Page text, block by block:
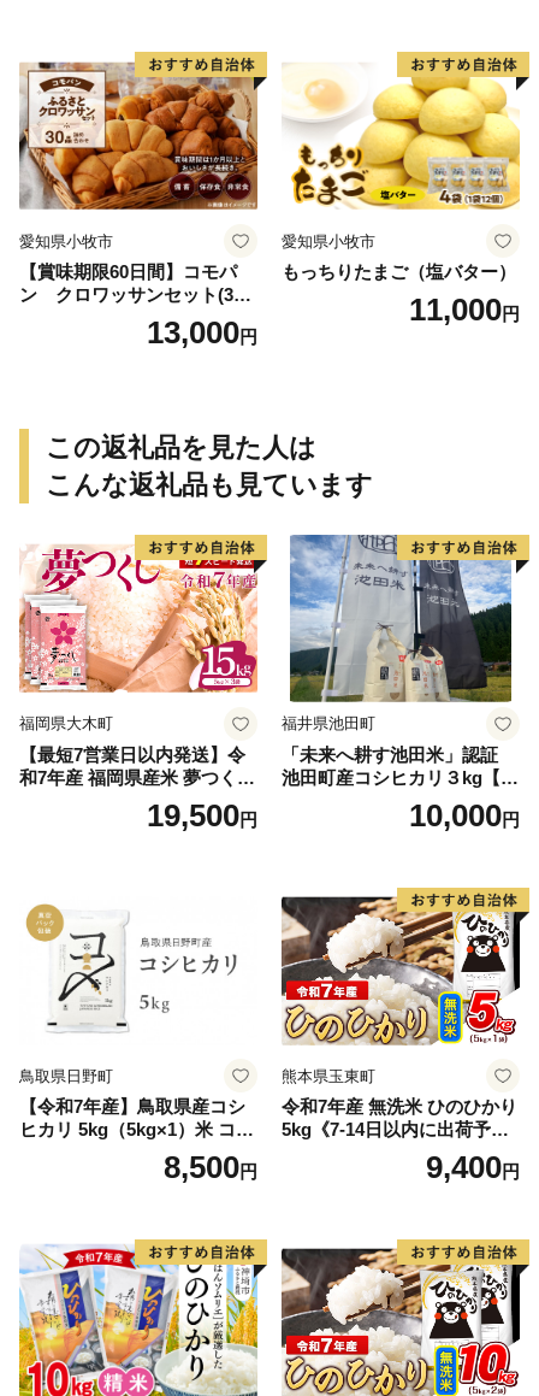
愛知県小牧市
【賞味期限60日間】コモパ
ン クロワッサンセット(30
個入り)／災害用備蓄 保存食
非常食 防災グッズにも
13,000円
愛知県小牧市
もっちりたまご（塩バター）
11,000円
この返礼品を見た人は
こんな返礼品も見ています
福岡県大木町
【最短7営業日以内発送】令
和7年産 福岡県産米 夢つくし
15kg 精米 ※北海道・沖縄・
19,500円
福井県池田町
「未来へ耕す池田米」認証
池田町産コシヒカリ３kg【お
1人様につき３セットまで】
10,000円
鳥取県日野町
【令和7年産】鳥取県産コシ
ヒカリ 5kg（5kg×1）米 コシ
ヒカリ こしひかり お米 白米
精米 5キロ おこめ こめ コメ
野町産 Elevation
8,500円
熊本県玉東町
令和7年産 無洗米 ひのひかり
5kg《7-14日以内に出荷予定
(土日祝除く)》コメ 米 無洗米
高レビュー｜人気米 熊本県
9,400円